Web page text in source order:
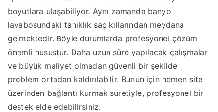
boyutlara ulaşabiliyor. Aynı zamanda banyo
lavabosundaki tanıklık saç kıllarından meydana
gelmektedir. Böyle durumlarda profesyonel çözüm
önemli husustur. Daha uzun süre yapılacak çalışmalar
ve büyük maliyet olmadan güvenli bir şekilde
problem ortadan kaldırılabilir. Bunun için hemen site
üzerinden bağlantı kurmak suretiyle, profesyonel bir
destek elde edebilirsiniz.